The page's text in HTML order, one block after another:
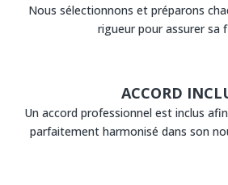
Nous sélectionnons et préparons
rigueur pour assurer sa
ACCORD
Un accord professionnel est inclus
parfaitement harmonisé dans son